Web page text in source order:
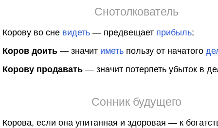
Снотолкователь
Корову во сне видеть — предвещает прибыль;
Коров доить — значит иметь пользу от начатого
Корову продавать — значит потерпеть убыток в
Сонник будущего
Корова, если она упитанная и здоровая — к